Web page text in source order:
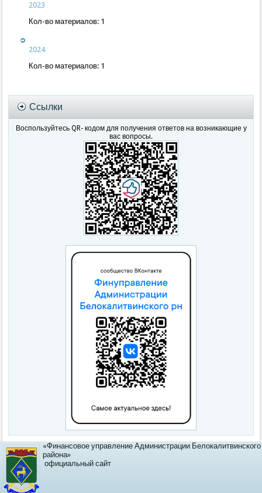
2023
Кол-во материалов: 1
2024
Кол-во материалов: 1
Ссылки
Воспользуйтесь QR- кодом для получения ответов на возникающие у
вас вопросы.
«Финансовое управление Администрации Белокалитвинского
района»
официальный сайт